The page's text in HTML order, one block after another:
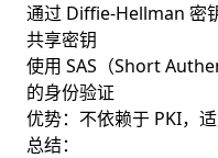
通过 Diffie-Hellman 密
共享密钥
使用 SAS（Short
的身份验证
优势：不依赖于 PKI，
总结：